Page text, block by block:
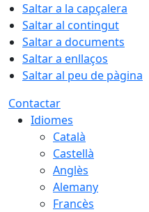
Saltar a la capçalera
Saltar al contingut
Saltar a documents
Saltar a enllaços
Saltar al peu de pàgina
Contactar
Idiomes
Català
Castellà
Anglès
Alemany
Francès